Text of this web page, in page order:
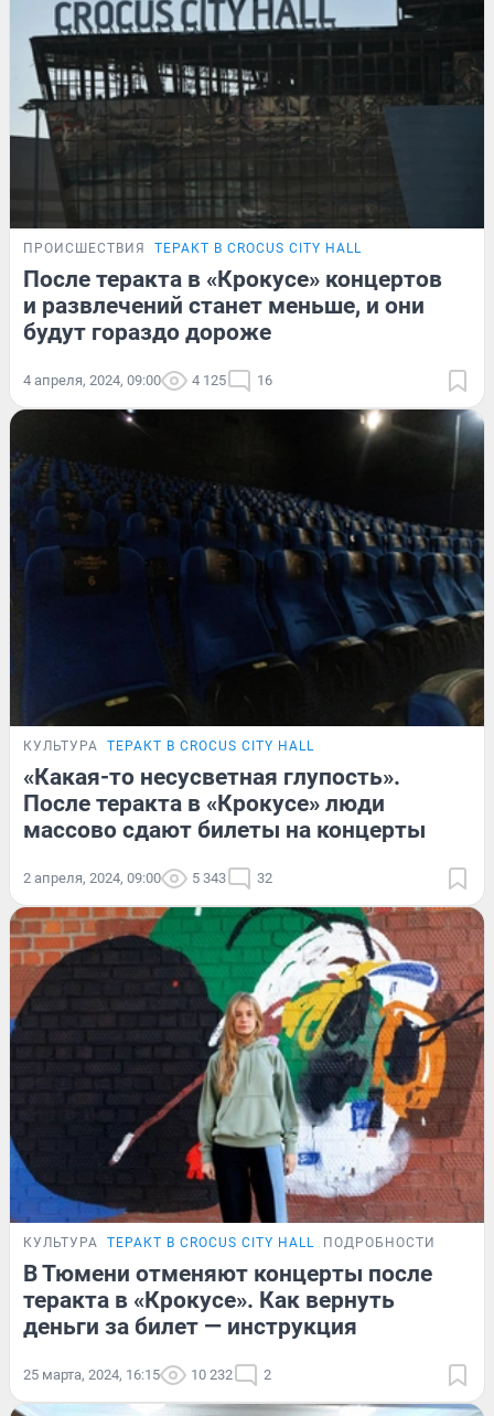
ПРОИСШЕСТВИЯ ТЕРАКТ В CROCUS CITY HALL
После теракта в «Крокусе» концертов
и развлечений станет меньше, и они
будут гораздо дороже
4 апреля, 2024, 09:00 4 125 16
КУЛЬТУРА ТЕРАКТ В CROCUS CITY HALL
«Какая-то несусветная глупость».
После теракта в «Крокусе» люди
массово сдают билеты на концерты
2 апреля, 2024, 09:00 5 343 32
КУЛЬТУРА ТЕРАКТ В CROCUS CITY HALL ПОДРОБНОСТИ
В Тюмени отменяют концерты после
теракта в «Крокусе». Как вернуть
деньги за билет — инструкция
25 марта, 2024, 16:15 10 232 2